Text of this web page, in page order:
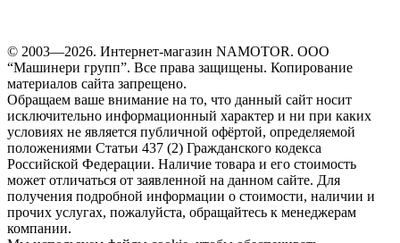
© 2003—2026. Интернет-магазин NAMOTOR. ООО
“Машинери групп”. Все права защищены. Копирование
материалов сайта запрещено.
Обращаем ваше внимание на то, что данный сайт носит
исключительно информационный характер и ни при каких
условиях не является публичной офёртой, определяемой
положениями Статьи 437 (2) Гражданского кодекса
Российской Федерации. Наличие товара и его стоимость
может отличаться от заявленной на данном сайте. Для
получения подробной информации о стоимости, наличии и
прочих услугах, пожалуйста, обращайтесь к менеджерам
компании.